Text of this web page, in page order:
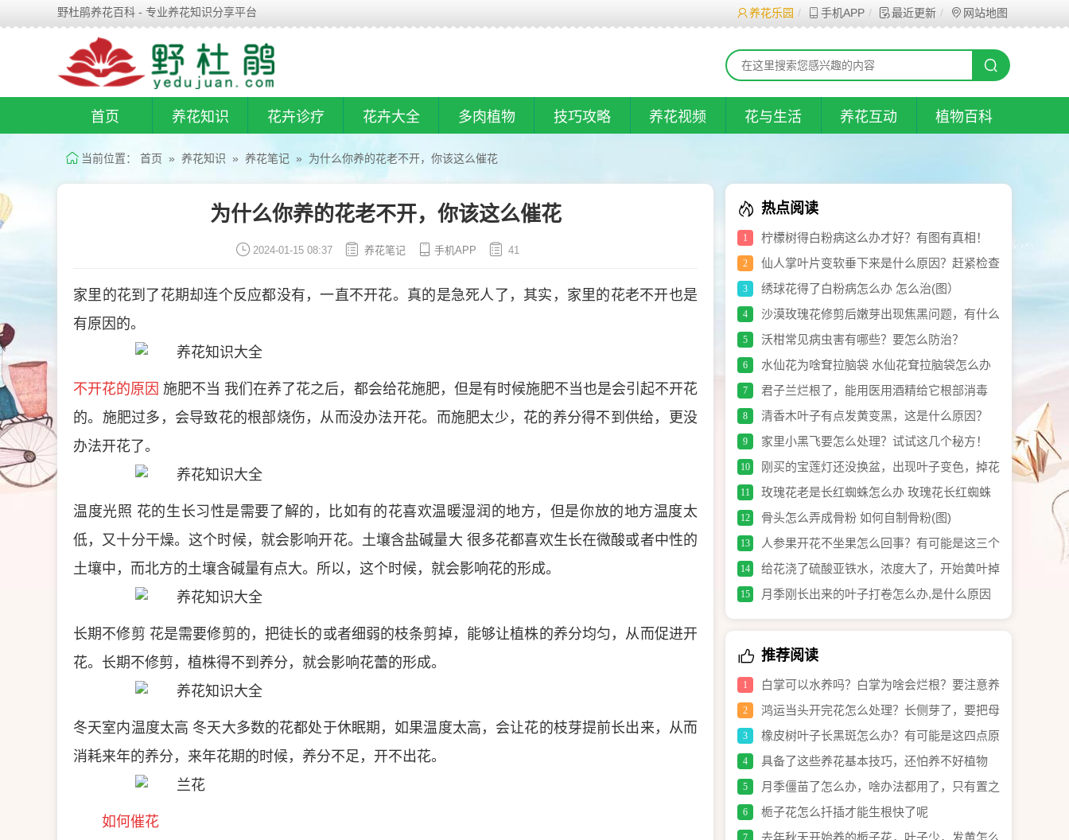
野杜鹃养花百科 - 专业养花知识分享平台 养花乐园 手机APP 最近更新 网站地图
首页 养花知识 花卉诊疗 花卉大全 多肉植物 技巧攻略 养花视频 花与生活 养花互动 植物百科
当前位置： 首页 » 养花知识 » 养花笔记 » 为什么你养的花老不开，你该这么催花
为什么你养的花老不开，你该这么催花
2024-01-15 08:37 养花笔记 手机APP 41
家里的花到了花期却连个反应都没有，一直不开花。真的是急死人了，其实，家里的花老不开也是
有原因的。
不开花的原因 施肥不当 我们在养了花之后，都会给花施肥，但是有时候施肥不当也是会引起不开花
的。施肥过多，会导致花的根部烧伤，从而没办法开花。而施肥太少，花的养分得不到供给，更没
办法开花了。
温度光照 花的生长习性是需要了解的，比如有的花喜欢温暖湿润的地方，但是你放的地方温度太
低，又十分干燥。这个时候，就会影响开花。土壤含盐碱量大 很多花都喜欢生长在微酸或者中性的
土壤中，而北方的土壤含碱量有点大。所以，这个时候，就会影响花的形成。
长期不修剪 花是需要修剪的，把徒长的或者细弱的枝条剪掉，能够让植株的养分均匀，从而促进开
花。长期不修剪，植株得不到养分，就会影响花蕾的形成。
冬天室内温度太高 冬天大多数的花都处于休眠期，如果温度太高，会让花的枝芽提前长出来，从而
消耗来年的养分，来年花期的时候，养分不足，开不出花。
如何催花
热点阅读
1 柠檬树得白粉病这么办才好？有图有真相！
2
仙人掌叶片变软垂下来是什么原因？赶紧检查
看看，再决定如何处理
3 绣球花得了白粉病怎么办 怎么治(图）
4
沙漠玫瑰花修剪后嫩芽出现焦黑问题，有什么
方法治疗？
5 沃柑常见病虫害有哪些？要怎么防治？
6 水仙花为啥耷拉脑袋 水仙花耷拉脑袋怎么办
7
君子兰烂根了，能用医用酒精给它根部消毒
吗？
8 清香木叶子有点发黄变黑，这是什么原因？
9 家里小黑飞要怎么处理？试试这几个秘方！
10
刚买的宝莲灯还没换盆，出现叶子变色，掉花
苞怎么办？
11
玫瑰花老是长红蜘蛛怎么办 玫瑰花长红蜘蛛
要喷什么药好
12 骨头怎么弄成骨粉 如何自制骨粉(图)
13
人参果开花不坐果怎么回事？有可能是这三个
养护原因引起的！
14
给花浇了硫酸亚铁水，浓度大了，开始黄叶掉
叶，怎么救？
15 月季刚长出来的叶子打卷怎么办,是什么原因
推荐阅读
1
白掌可以水养吗？白掌为啥会烂根？要注意养
护细节，就养不死！
2
鸿运当头开完花怎么处理？长侧芽了，要把母
株全剪掉养侧芽吗？
3
橡皮树叶子长黑斑怎么办？有可能是这四点原
因引起的！
4 具备了这些养花基本技巧，还怕养不好植物
5
月季僵苗了怎么办，啥办法都用了，只有置之
死地而后生了！
6 栀子花怎么扦插才能生根快了呢
7
去年秋天开始养的栀子花，叶子少，发黄怎么